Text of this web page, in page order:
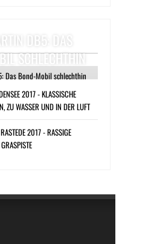
DB5: DAS
SCHLECHTHIN
2017 - KLASSISCHE
ZU WASSER UND IN DER LUFT
2017 - RASSIGE